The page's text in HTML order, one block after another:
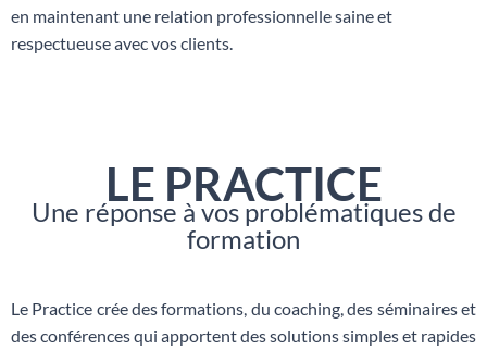
en maintenant une relation professionnelle saine et
respectueuse avec vos clients.
LE PRACTICE
Une réponse à vos problématiques de
formation
Le Practice crée des formations, du coaching, des séminaires et
des conférences qui apportent des solutions simples et rapides